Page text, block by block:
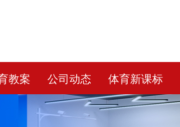
教案 公司动态 体育新课标